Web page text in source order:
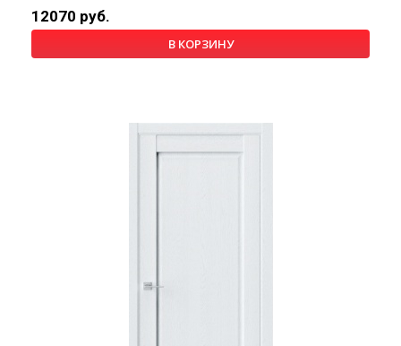
12070 руб.
В КОРЗИНУ